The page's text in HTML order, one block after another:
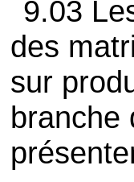
9.03
des
sur
branche